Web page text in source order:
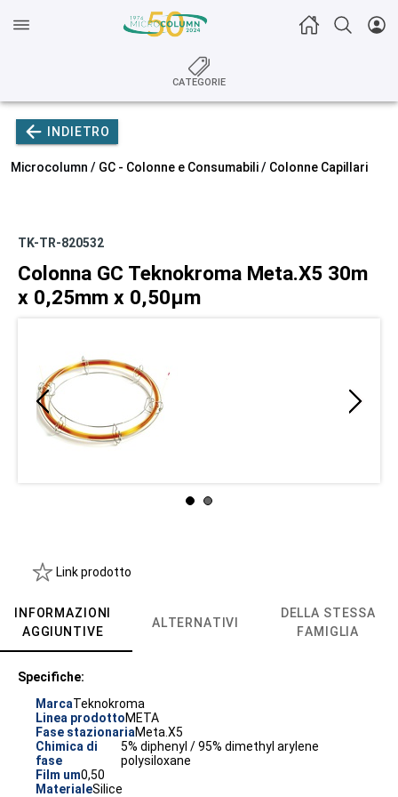
CATEGORIE
INDIETRO
Microcolumn / GC - Colonne e Consumabili/ Colonne Capillari
TK-TR-820532
Colonna GC Teknokroma Meta.X5 30m
x 0,25mm x 0,50µm
Link prodotto
INFORMAZIONI
AGGIUNTIVE
ALTERNATIVI
DELLA STESSA
FAMIGLIA
Specifiche:
MarcaTeknokroma
Linea prodottoMETA
Fase stazionariaMeta.X5
Chimica di
fase
5% diphenyl / 95% dimethyl arylene
polysiloxane
Film um0,50
MaterialeSilice